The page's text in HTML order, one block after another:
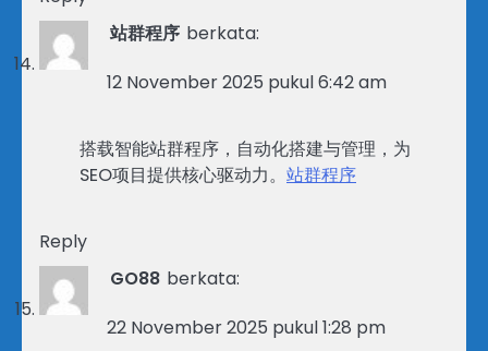
站群程序 berkata:
12 November 2025 pukul 6:42 am
搭载智能站群程序，自动化搭建与管理，为
SEO项目提供核心驱动力。 站群程序
Reply
GO88 berkata:
22 November 2025 pukul 1:28 pm